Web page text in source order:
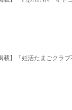
載】「妊活たまごクラ